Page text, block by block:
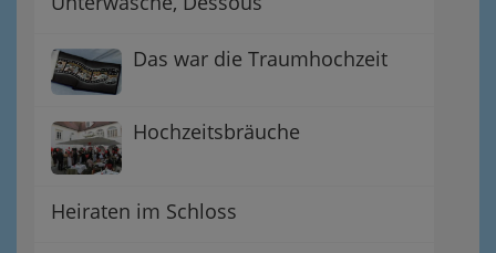
Das war die Traumhochzeit
Hochzeitsbräuche
Heiraten im Schloss